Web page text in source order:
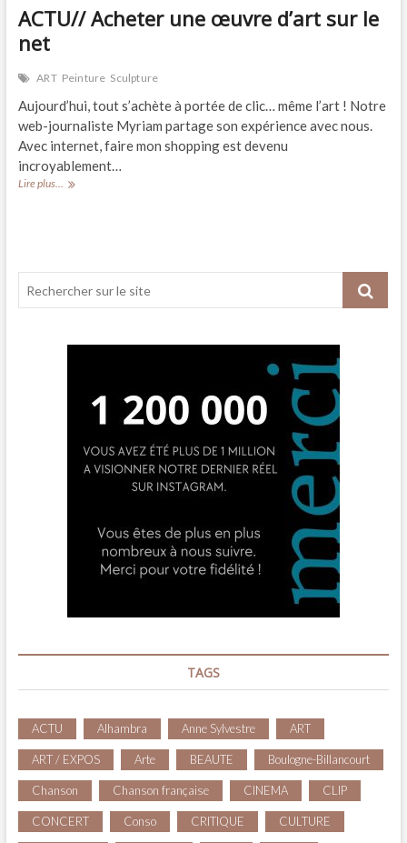
ACTU// Acheter une œuvre d’art sur le
net
ART Peinture Sculpture
Aujourd’hui, tout s’achète à portée de clic… même l’art ! Notre
web-journaliste Myriam partage son expérience avec nous.
Avec internet, faire mon shopping est devenu
incroyablement…
Lire plus... ACTU//
net
TAGS
ACTU Alhambra Anne Sylvestre ART
ART / EXPOS Arte BEAUTE Boulogne-Billancourt
Chanson Chanson française CINEMA CLIP
CONCERT Conso CRITIQUE CULTURE